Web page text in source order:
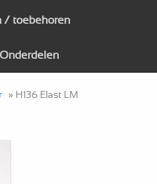
/ toebehoren
Onderdelen
» H136 Elast LM